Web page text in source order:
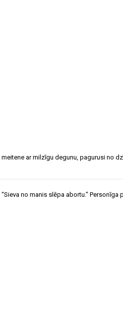
meitene ar milzīgu degunu, pagurusi no
“Sieva no manis slēpa abortu.” Personīga